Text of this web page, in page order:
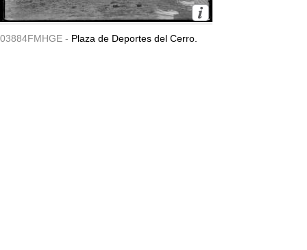
03884FMHGE - Plaza de Deportes del Cerro.